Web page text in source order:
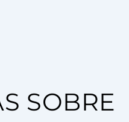
SOBRE